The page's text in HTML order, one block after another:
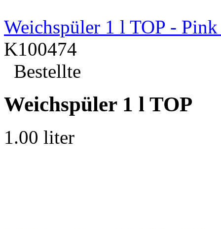
Weichspüler 1 l TOP -
K100474
Bestellte
Weichspüler 1 l TOP
1.00 liter